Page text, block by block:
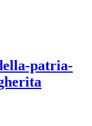
patria-